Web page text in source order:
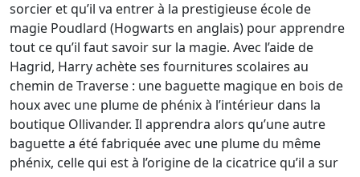
sorcier et qu’il va entrer à la prestigieuse école de
magie Poudlard (Hogwarts en anglais) pour apprendre
tout ce qu’il faut savoir sur la magie. Avec l’aide de
Hagrid, Harry achète ses fournitures scolaires au
chemin de Traverse : une baguette magique en bois de
houx avec une plume de phénix à l’intérieur dans la
boutique Ollivander. Il apprendra alors qu’une autre
baguette a été fabriquée avec une plume du même
phénix, celle qui est à l’origine de la cicatrice qu’il a sur